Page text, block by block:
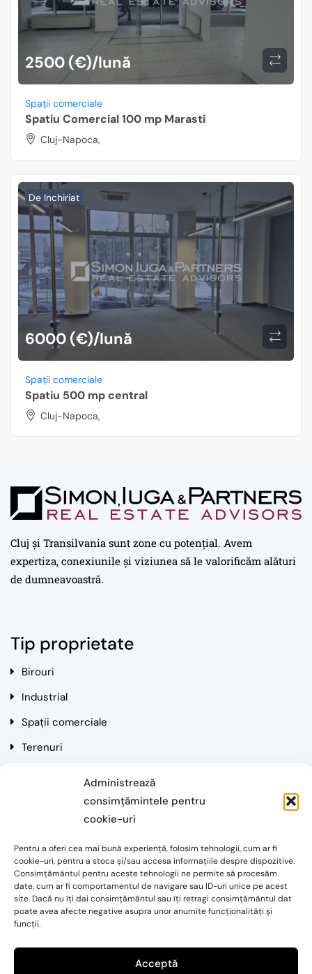
Administrează
consimțămintele pentru
cookie-uri
Pentru a oferi cea mai bună experiență, folosim tehnologii, cum ar fi
cookie-uri, pentru a stoca și/sau accesa informațiile despre dispozitive.
Consimțământul pentru aceste tehnologii ne permite să procesăm
date, cum ar fi comportamentul de navigare sau ID-uri unice pe acest
site. Dacă nu îți dai consimțământul sau îți retragi consimțământul dat
poate avea afecte negative asupra unor anumite funcționalități și
funcții.
Acceptă
2500 (€)/lună
Spații comerciale
Spatiu Comercial 100 mp Marasti
Cluj-Napoca,
De Inchiriat
6000 (€)/lună
Spații comerciale
Spatiu 500 mp central
Cluj-Napoca,
Cluj și Transilvania sunt zone cu potențial. Avem
expertiza, conexiunile și viziunea să le valorificăm alături
de dumneavoastră.
Tip proprietate
Birouri
Industrial
Spații comerciale
Terenuri
Cluj-Napoca, Str. Mihai Eminescu, Nr. 3, Et. 3
Email: alin.mantoiu@simonpartners.ro
Telefon: 0720 041 204